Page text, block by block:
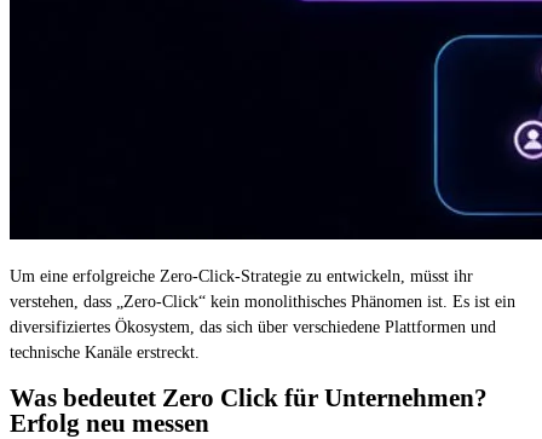
Um eine erfolgreiche Zero-Click-Strategie zu entwickeln, müsst ihr
verstehen, dass „Zero-Click“ kein monolithisches Phänomen ist. Es ist ein
diversifiziertes Ökosystem, das sich über verschiedene Plattformen und
technische Kanäle erstreckt.
Was bedeutet Zero Click für Unternehmen?
Erfolg neu messen